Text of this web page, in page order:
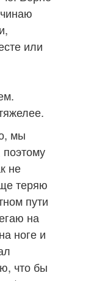
или
мы
не
теряю
пути
на
ноге и
что бы